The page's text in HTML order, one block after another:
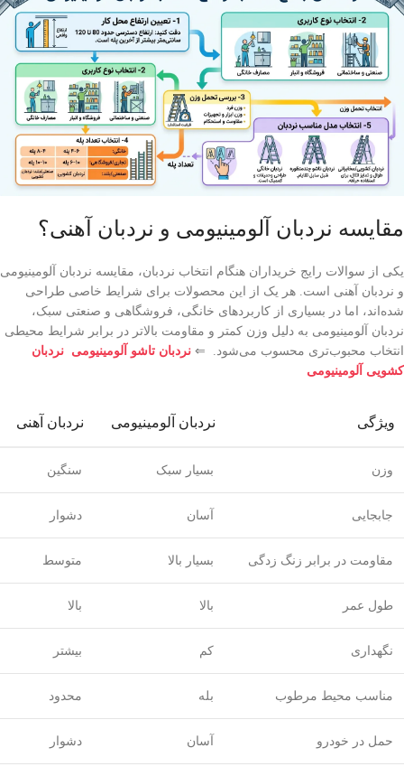
مقایسه نردبان آلومینیومی و نردبان آهنی؟
یکی از سوالات رایج خریداران هنگام انتخاب نردبان، مقایسه نردبان آلومینیومی
و نردبان آهنی است. هر یک از این محصولات برای شرایط خاصی طراحی
شده‌اند، اما در بسیاری از کاربردهای خانگی، فروشگاهی و صنعتی سبک،
نردبان آلومینیومی به دلیل وزن کمتر و مقاومت بالاتر در برابر شرایط محیطی
انتخاب محبوب‌تری محسوب می‌شود. ⇐ نردبان تاشو آلومینیومی نردبان
کشویی آلومینیومی
ویژگی نردبان آلومینیومی نردبان آهنی
وزن بسیار سبک سنگین
جابجایی آسان دشوار
مقاومت در برابر زنگ زدگی بسیار بالا متوسط
طول عمر بالا بالا
نگهداری کم بیشتر
مناسب محیط مرطوب بله محدود
حمل در خودرو آسان دشوار